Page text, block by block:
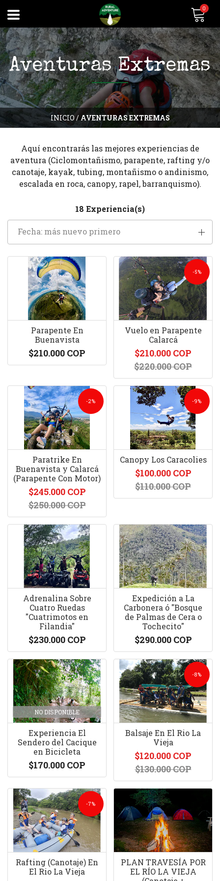
0
INICIO /AVENTURAS EXTREMAS
Aventuras Extremas
Aquí encontrarás las mejores experiencias de
aventura (Ciclomontañismo, parapente, rafting y/o
canotaje, kayak, tubing, montañismo o andinismo,
escalada en roca, canopy, rapel, barranquismo).
18 Experiencia(s)
Fecha: más nuevo primero
Parapente En
Buenavista
$210.000 COP
-5%
Vuelo en Parapente
Calarcá
$210.000 COP
$220.000 COP
-2%
Paratrike En
Buenavista y Calarcá
(Parapente Con Motor)
$245.000 COP
$250.000 COP
-9%
Canopy Los Caracolies
$100.000 COP
$110.000 COP
Adrenalina Sobre
Cuatro Ruedas
"Cuatrimotos en
Filandia"
$230.000 COP
Expedición a La
Carbonera ó "Bosque
de Palmas de Cera o
Tochecito"
$290.000 COP
NO DISPONIBLE
Experiencia El
Sendero del Cacique
en Bicicleta
$170.000 COP
-8%
Balsaje En El Rio La
Vieja
$120.000 COP
$130.000 COP
-7%
Rafting (Canotaje) En
El Rio La Vieja
PLAN TRAVESÍA POR
EL RÍO LA VIEJA